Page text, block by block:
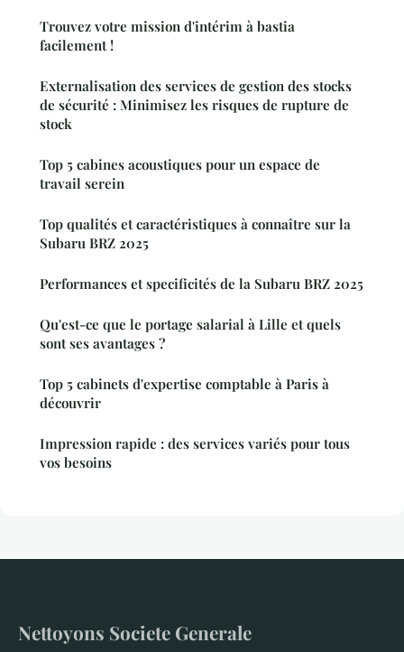
Trouvez votre mission d'intérim à bastia
facilement !
Externalisation des services de gestion des stocks
de sécurité : Minimisez les risques de rupture de
stock
Top 5 cabines acoustiques pour un espace de
travail serein
Top qualités et caractéristiques à connaître sur la
Subaru BRZ 2025
Performances et specificités de la Subaru BRZ 2025
Qu'est-ce que le portage salarial à Lille et quels
sont ses avantages ?
Top 5 cabinets d'expertise comptable à Paris à
découvrir
Impression rapide : des services variés pour tous
vos besoins
Nettoyons Societe Generale